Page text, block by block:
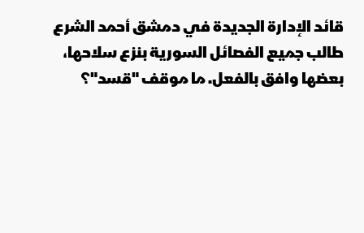
قائد الإدارة الجديدة في دمشق أحمد الشرع
طالب جميع الفصائل السورية بنزع سلاحها،
بعضها وافق بالفعل. ما موقف "قسد"؟